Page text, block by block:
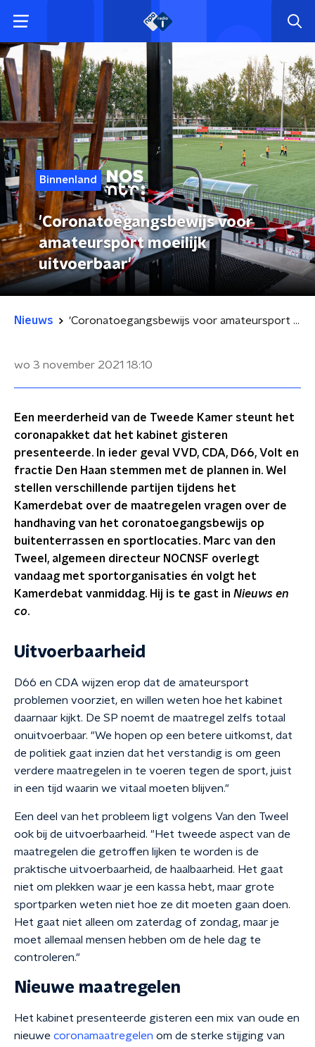
Binnenland
'Coronatoegangsbewijs voor
amateursport moeilijk
uitvoerbaar'
Nieuws 'Coronatoegangsbewijs voor amateursport moeilijk uitvoerbaar'
wo 3 november 2021 18:10
Een meerderheid van de Tweede Kamer steunt het
coronapakket dat het kabinet gisteren
presenteerde. In ieder geval VVD, CDA, D66, Volt en
fractie Den Haan stemmen met de plannen in. Wel
stellen verschillende partijen tijdens het
Kamerdebat over de maatregelen vragen over de
handhaving van het coronatoegangsbewijs op
buitenterrassen en sportlocaties. Marc van den
Tweel, algemeen directeur NOCNSF overlegt
vandaag met sportorganisaties én volgt het
Kamerdebat vanmiddag. Hij is te gast in Nieuws en
co.
Uitvoerbaarheid
D66 en CDA wijzen erop dat de amateursport
problemen voorziet, en willen weten hoe het kabinet
daarnaar kijkt. De SP noemt de maatregel zelfs totaal
onuitvoerbaar. "We hopen op een betere uitkomst, dat
de politiek gaat inzien dat het verstandig is om geen
verdere maatregelen in te voeren tegen de sport, juist
in een tijd waarin we vitaal moeten blijven."
Een deel van het probleem ligt volgens Van den Tweel
ook bij de uitvoerbaarheid. "Het tweede aspect van de
maatregelen die getroffen lijken te worden is de
praktische uitvoerbaarheid, de haalbaarheid. Het gaat
niet om plekken waar je een kassa hebt, maar grote
sportparken weten niet hoe ze dit moeten gaan doen.
Het gaat niet alleen om zaterdag of zondag, maar je
moet allemaal mensen hebben om de hele dag te
controleren."
Nieuwe maatregelen
Het kabinet presenteerde gisteren een mix van oude en
nieuwe coronamaatregelen om de sterke stijging van